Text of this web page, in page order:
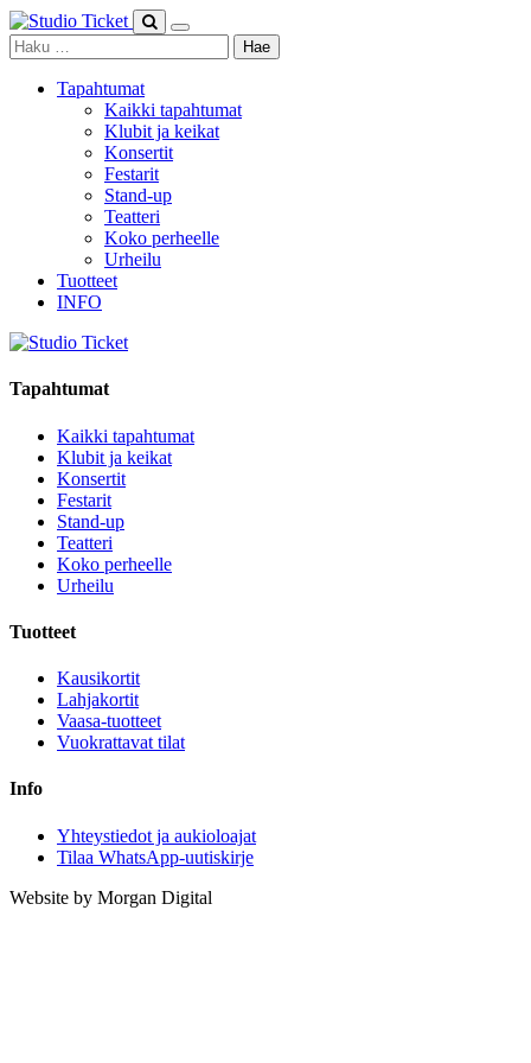
Skip
to
content
Haku:
Tapahtumat
Kaikki tapahtumat
Klubit ja keikat
Konsertit
Festarit
Stand-up
Teatteri
Koko perheelle
Urheilu
Tuotteet
INFO
Tapahtumat
Kaikki tapahtumat
Klubit ja keikat
Konsertit
Festarit
Stand-up
Teatteri
Koko perheelle
Urheilu
Tuotteet
Kausikortit
Lahjakortit
Vaasa-tuotteet
Vuokrattavat tilat
Info
Yhteystiedot ja aukioloajat
Tilaa WhatsApp-uutiskirje
Website by Morgan Digital